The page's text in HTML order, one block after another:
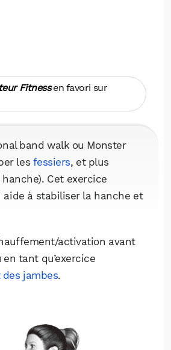
Fitnessen favori sur
band walk ou Monster
les fessiers, et plus
Cet exercice
aide à stabiliser la hanche et
activation avant
tant qu’exercice
jambes.